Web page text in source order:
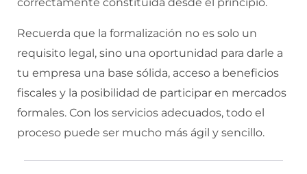
Recuerda que la formalización no es solo un
requisito legal, sino una oportunidad para darle a
tu empresa una base sólida, acceso a beneficios
fiscales y la posibilidad de participar en mercados
formales. Con los servicios adecuados, todo el
proceso puede ser mucho más ágil y sencillo.